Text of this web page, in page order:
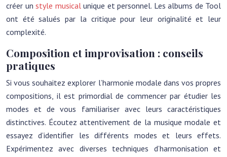
créer un style musical unique et personnel. Les albums de Tool
ont été salués par la critique pour leur originalité et leur
complexité.
Composition et improvisation : conseils
pratiques
Si vous souhaitez explorer l’harmonie modale dans vos propres
compositions, il est primordial de commencer par étudier les
modes et de vous familiariser avec leurs caractéristiques
distinctives. Écoutez attentivement de la musique modale et
essayez d’identifier les différents modes et leurs effets.
Expérimentez avec diverses techniques d’harmonisation et